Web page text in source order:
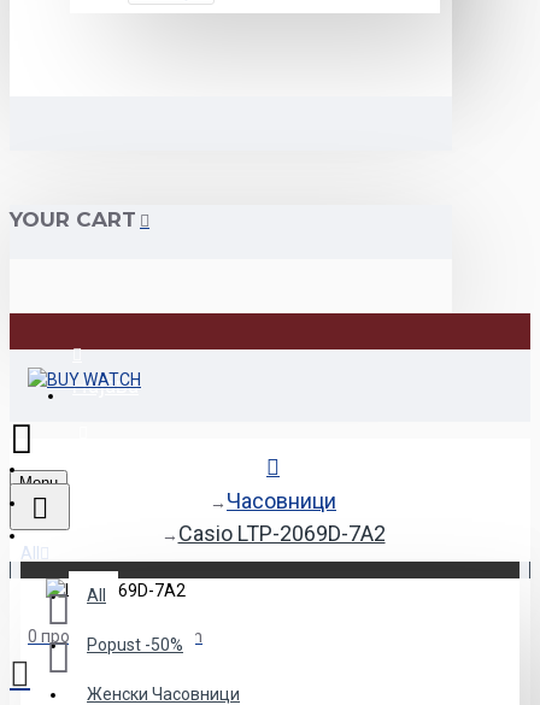
YOUR CART
Најава
Menu
All
All
Popust -50%
Женски Часовници
0 продукт(и) - 0.00den
Часовници
Casio LTP-2069D-7A2